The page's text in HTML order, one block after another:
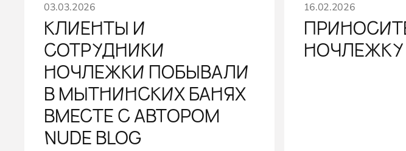
03.03.2026
КЛИЕНТЫ И
СОТРУДНИКИ
НОЧЛЕЖКИ ПОБЫВАЛИ
В МЫТНИНСКИХ БАНЯХ
ВМЕСТЕ С АВТОРОМ
NUDE BLOG
16.02.2026
НОЧЛЕЖКУ